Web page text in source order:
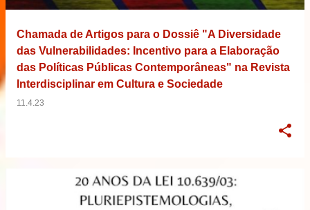
Chamada de Artigos para o Dossiê "A Diversidade
das Vulnerabilidades: Incentivo para a Elaboração
das Políticas Públicas Contemporâneas" na Revista
Interdisciplinar em Cultura e Sociedade
11.4.23